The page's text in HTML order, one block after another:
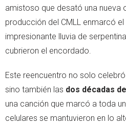
amistoso que desató una nueva
producción del CMLL enmarcó
impresionante lluvia de
cubrieron el encordado.
Este reencuentro no solo
sino también las dos décadas
una canción que marcó a toda
celulares se mantuvieron en lo